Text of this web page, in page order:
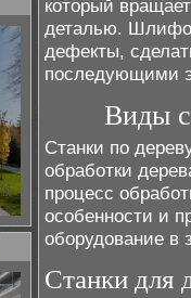
который
деталью.
дефекты,
последующими
Виды
Станки по
обработки
процесс
особенности и
оборудование в
Станки для